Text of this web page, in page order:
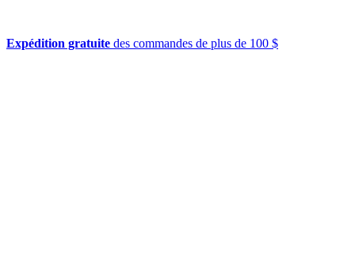
Expédition gratuite des commandes de plus de 100 $